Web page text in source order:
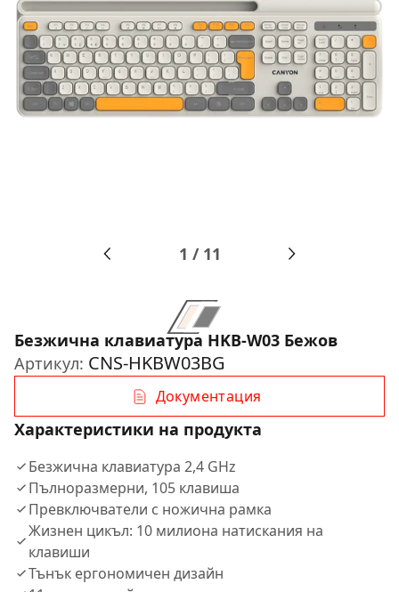
1 / 11
Безжична клавиатура HKB-W03 Бежов
Артикул: CNS-HKBW03BG
Документация
Характеристики на продукта
Безжична клавиатура 2,4 GHz
Пълноразмерни, 105 клавиша
Превключватели с ножична рамка
Жизнен цикъл: 10 милиона натискания на
клавиши
Тънък ергономичен дизайн